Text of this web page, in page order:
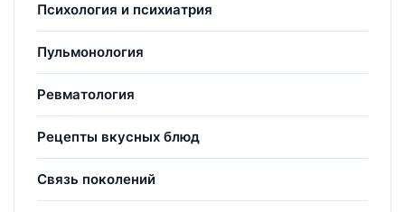
Психология и психиатрия
Пульмонология
Ревматология
Рецепты вкусных блюд
Связь поколений